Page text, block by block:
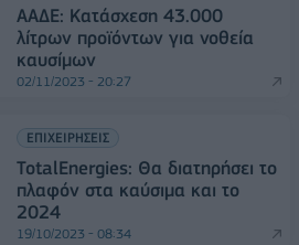
ΑΑΔΕ: Κατάσχεση 43.000
λίτρων προϊόντων για νοθεία
καυσίμων
02/11/2023 - 20:27
ΕΠΙΧΕΙΡΗΣΕΙΣ
TotalEnergies: Θα διατηρήσει το
πλαφόν στα καύσιμα και το
2024
19/10/2023 - 08:34